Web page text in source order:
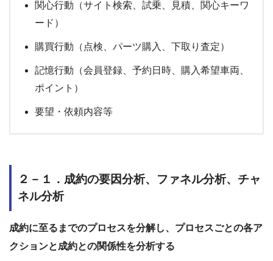
関心行動（サイト検索、試乗、見積、関心キーワ
ード）
購買行動（点検、パーツ購入、下取り査定）
記憶行動（会員登録、予約日時、購入希望車両、
ポイント）
要望・依頼内容等
２－１．成約の要因分析、ファネル分析、チャ
ネル分析
成約に至るまでのプロセスを分解し、プロセスごとの各ア
クションと成約との関係性を分析する